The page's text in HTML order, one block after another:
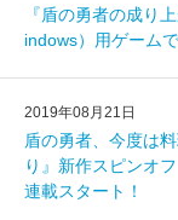
『盾の勇者の成り
indows）用ゲーム
2019年08月21日
盾の勇者、今度は
り』新作スピンオ
連載スタート！